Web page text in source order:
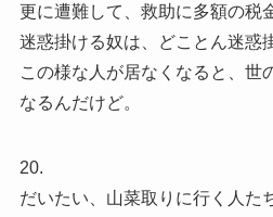
更に遭難して、救助に多額の税
迷惑掛ける奴は、どことん迷惑
この様な人が居なくなると、世
なるんだけど。
20.
だいたい、山菜取りに行く人た